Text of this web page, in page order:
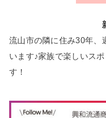
流山市の隣に住み30年、
います♪家族で楽しいス
す！